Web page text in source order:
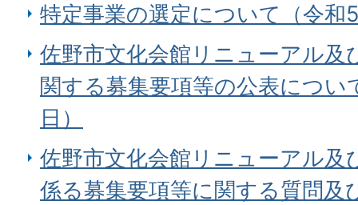
特定事業の選定について（令和
佐野市文化会館リニューアル及
関する募集要項等の公表につ
日）
佐野市文化会館リニューアル及
係る募集要項等に関する質問及